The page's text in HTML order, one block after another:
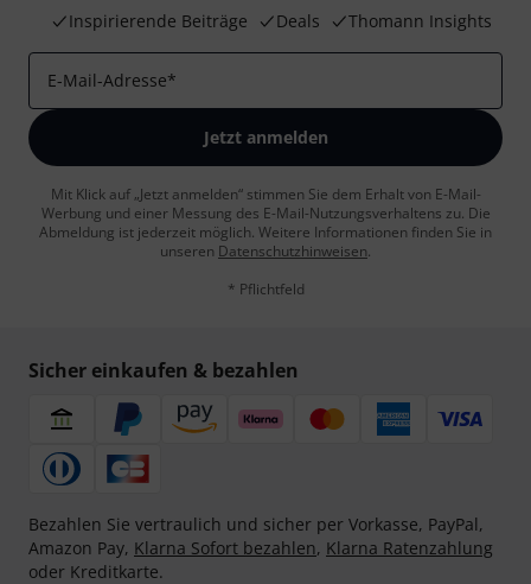
Inspirierende Beiträge
Deals Thomann Insights
E-Mail-Adresse*
Jetzt anmelden
Mit Klick auf „Jetzt anmelden“ stimmen Sie dem Erhalt von E-Mail-
Werbung und einer Messung des E-Mail-Nutzungsverhaltens zu. Die
Abmeldung ist jederzeit möglich. Weitere Informationen finden Sie in
unseren Datenschutzhinweisen.
* Pflichtfeld
Sicher einkaufen & bezahlen
Bezahlen Sie vertraulich und sicher per Vorkasse, PayPal,
Amazon Pay, Klarna Sofort bezahlen, Klarna Ratenzahlung
oder Kreditkarte.